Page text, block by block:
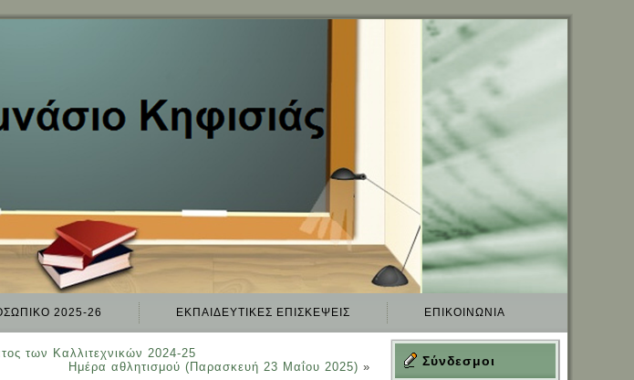
2025-26 ΕΚΠΑΙΔΕΥΤΙΚΈΣ ΕΠΙΣΚΈΨΕΙΣ ΕΠΙΚΟΙΝΩΝΊΑ
των Καλλιτεχνικών 2024-25
Ημέρα αθλητισμού (Παρασκευή 23 Μαΐου 2025) » Σύνδεσμοι